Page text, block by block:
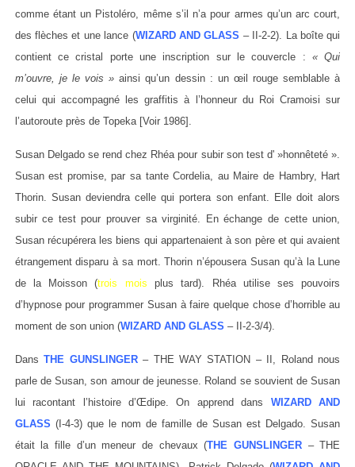
comme étant un Pistoléro, même s’il n’a pour armes qu’un arc court,
des flèches et une lance (WIZARD AND GLASS – II-2-2). La boîte qui
contient ce cristal porte une inscription sur le couvercle : « Qui
m’ouvre, je le vois »ainsi qu’un dessin : un œil rouge semblable à
celui qui accompagné les graffitis à l’honneur du Roi Cramoisi sur
l’autoroute près de Topeka [Voir 1986].
Susan Delgado se rend chez Rhéa pour subir son test d' »honnêteté ».
Susan est promise, par sa tante Cordelia, au Maire de Hambry, Hart
Thorin. Susan deviendra celle qui portera son enfant. Elle doit alors
subir ce test pour prouver sa virginité. En échange de cette union,
Susan récupérera les biens qui appartenaient à son père et qui avaient
étrangement disparu à sa mort. Thorin n’épousera Susan qu’à la Lune
de la Moisson (trois mois plus tard). Rhéa utilise ses pouvoirs
d’hypnose pour programmer Susan à faire quelque chose d’horrible au
moment de son union (WIZARD AND GLASS – II-2-3/4).
DansTHE GUNSLINGER– THE WAY STATION – II, Roland nous
parle de Susan, son amour de jeunesse. Roland se souvient de Susan
lui racontant l’histoire d’Œdipe. On apprend dans WIZARD AND
GLASS (I-4-3) que le nom de famille de Susan est Delgado. Susan
était la fille d’un meneur de chevaux (THE GUNSLINGER – THE